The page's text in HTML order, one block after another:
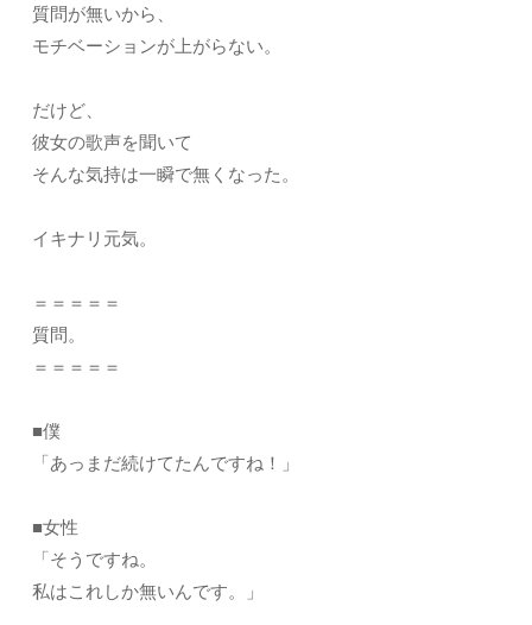
質問が無いから、
モチベーションが上がらない。
だけど、
彼女の歌声を聞いて
そんな気持は一瞬で無くなった。
イキナリ元気。
＝＝＝＝＝
質問。
＝＝＝＝＝
■僕
「あっまだ続けてたんですね！」
■女性
「そうですね。
私はこれしか無いんです。」